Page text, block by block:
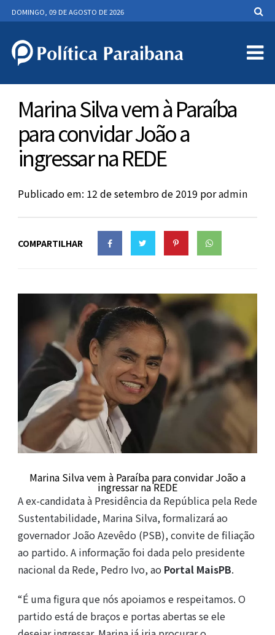
DOMINGO, 09 DE AGOSTO DE 2026
Marina Silva vem à Paraíba
para convidar João a
ingressar na REDE
Publicado em: 12 de setembro de 2019 poradmin
COMPARTILHAR
Marina Silva vem à Paraíba para convidar João a
ingressar na REDE
A ex-candidata à Presidência da República pela Rede
Sustentabilidade, Marina Silva, formalizará ao
governador João Azevêdo (PSB), convite de filiação
ao partido. A informação foi dada pelo presidente
nacional da Rede, Pedro Ivo, ao Portal MaisPB.
“É uma figura que nós apoiamos e respeitamos. O
partido está de braços e portas abertas se ele